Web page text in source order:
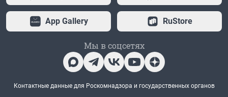
App Gallery RuStore
Мы в соцсетях
Контактные данные для Роскомнадзора и государственных органов